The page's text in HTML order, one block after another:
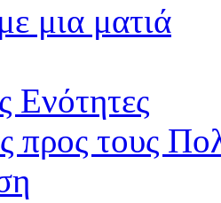
μια ματιά
Ενότητες
προς τους